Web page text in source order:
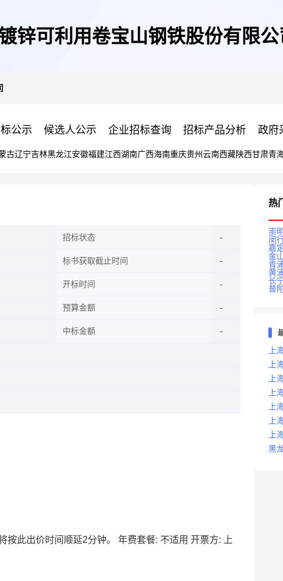
锌可利用卷宝山钢铁股份有限公
公示 候选人公示 企业招标查询 招标产品分析 政府
古辽宁吉林黑龙江安徽福建江西湖南广西海南重庆贵州 云南西藏陕西甘肃青
招标状态
标书获取截止时间
开标时间
预算金额
中标金额
按此出价时间顺延2分钟。 年费套餐: 不适用 开票方: 上
热
崇
闵
嘉
金
青
黄
长
普
上
上
上
上
上
上
上
黑